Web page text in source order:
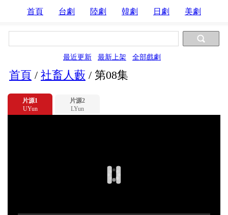
首頁 台劇 陸劇 韓劇 日劇 美劇
最近更新 最新上架 全部戲劇
首頁 / 社畜人藪 / 第08集
片源1
UYun
片源2
LYun